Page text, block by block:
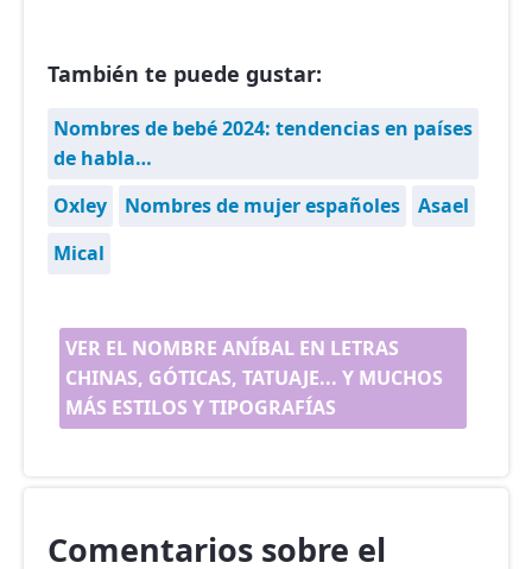
También te puede gustar:
Nombres de bebé 2024: tendencias en países
de habla…
Oxley
Nombres de mujer españoles
Asael
Mical
VER EL NOMBRE ANÍBAL EN LETRAS
CHINAS, GÓTICAS, TATUAJE... Y MUCHOS
MÁS ESTILOS Y TIPOGRAFÍAS
Comentarios sobre el